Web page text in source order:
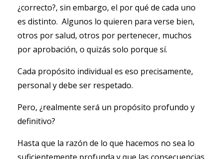
¿correcto?, sin embargo, el por qué de cada uno
es distinto. Algunos lo quieren para verse bien,
otros por salud, otros por pertenecer, muchos
por aprobación, o quizás solo porque sí.
Cada propósito individual es eso precisamente,
personal y debe ser respetado.
Pero, ¿realmente será un propósito profundo y
definitivo?
Hasta que la razón de lo que hacemos no sea lo